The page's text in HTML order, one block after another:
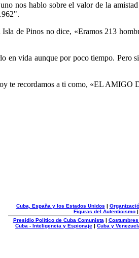
nos hablo sobre el valor de la
de Pinos no dice, «Eramos 213
en vida aunque por poco tiempo. Pero
te recordamos a ti como, «EL AMIGO
Cuba, España y los Estados Unidos |
Figuras del Autenticismo |
Presidio Político de Cuba Comunista |
Cuba - Inteligencia y Espionaje | Cuba y